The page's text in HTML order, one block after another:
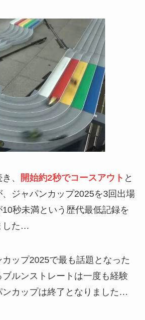
、 開始約2秒でコースアウト と
ジャパンカップ2025を3回出場
10秒未満という歴代最低記録を
した…
ップ2025で最も話題となった
ルンストレートは一度も経験
ンカップは終了となりました…